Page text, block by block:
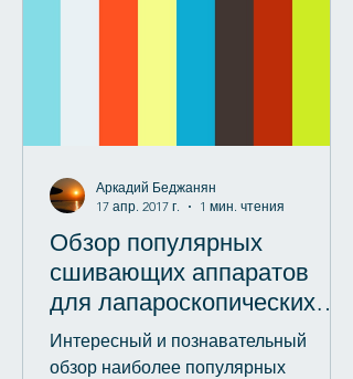
Обзор популярных
сшивающих аппаратов
для лапароскопических
вмешательств. (AIS
Channel.com, 30/03/201
Интересный и познавательный
обзор наиболее популярных
Аркадий Беджанян
17 апр. 2017 г.
1 мин. чтения